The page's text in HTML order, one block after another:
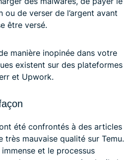
de verser de l’argent avant
être versé.
manière inopinée dans votre
existent sur des plateformes
et Upwork.
été confrontés à des articles
mauvaise qualité sur Temu.
et le processus